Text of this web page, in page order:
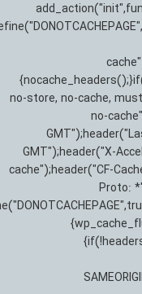
no-store, no-cache,
no-
GMT");header("X-
cache");header("CF-
Proto: